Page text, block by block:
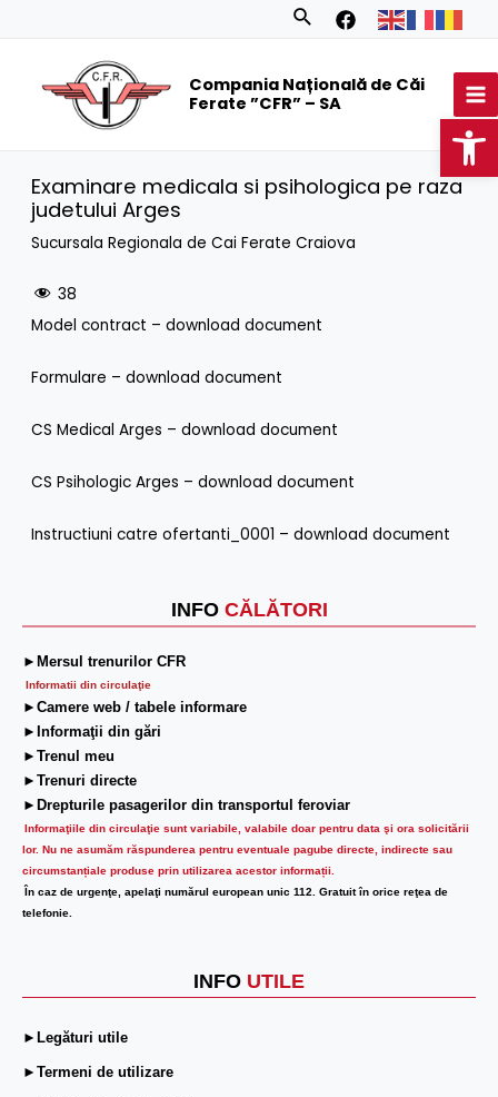
Search
Compania Națională de Căi
Ferate ”CFR” – SA
INFO CĂLĂTORI
►Mersul trenurilor CFR
Informatii din circulaţie
►Camere web / tabele informare
►Informaţii din gări
►Trenul meu
►Trenuri directe
►Drepturile pasagerilor din transportul feroviar
Informaţiile din circulaţie sunt variabile, valabile doar pentru data şi ora solicitării
lor. Nu ne asumăm răspunderea pentru eventuale pagube directe, indirecte sau
circumstanțiale produse prin utilizarea acestor informații.
În caz de urgenţe, apelaţi numărul european unic 112. Gratuit în orice reţea de
telefonie.
INFO UTILE
►Legături utile
►Termeni de utilizare
Examinare medicala si psihologica pe raza
judetului Arges
Sucursala Regionala de Cai Ferate Craiova
38
Model contract –download document
Formulare –download document
CS Medical Arges –download document
CS Psihologic Arges –download document
Instructiuni catre ofertanti_0001 –download document